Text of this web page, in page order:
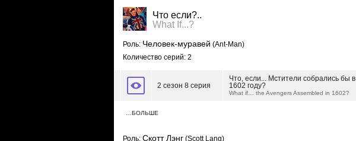
Что если?..
What If...?
Роль: Человек-муравей (Ant-Man)
Количество серий: 2
2 сезон 8 серия
Что, если... Мстители собрались бы в
1602 году?
What if… the Avengers Assembled in 1602?
…БОЛЬШЕ
Роль: Скотт Лэнг (Scott Lang)